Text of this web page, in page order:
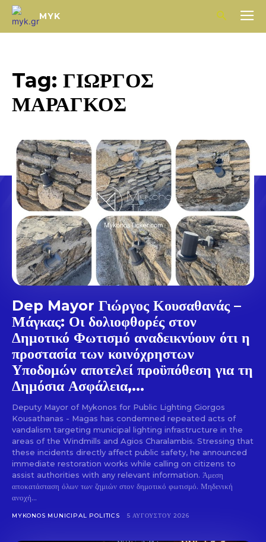
MYK
Tag: ΓΙΩΡΓΟΣ
ΜΑΡΑΓΚΟΣ
Dep Mayor Γιώργος Κουσαθανάς –
Μάγκας: Οι δολιοφθορές στον
Δημοτικό Φωτισμό αναδεικνύουν ότι η
προστασία των κοινόχρηστων
Υποδομών αποτελεί προϋπόθεση για τη
Δημόσια Ασφάλεια,...
Deputy Mayor of Mykonos for Public Lighting Giorgos
Kousathanas - Magas has condemned repeated acts of
vandalism targeting municipal lighting infrastructure in the
areas of the Windmills and Agios Charalambis. Stressing that
these incidents directly affect public safety, he announced
immediate restoration works while calling on citizens to
assist authorities with any relevant information. Άμεση
αποκατάσταση όλων των ζημιών στον δημοτικό φωτισμό. Μηδενική
ανοχή...
MYKONOS MUNICIPAL POLITICS 5 ΑΥΓΟΎΣΤΟΥ 2026